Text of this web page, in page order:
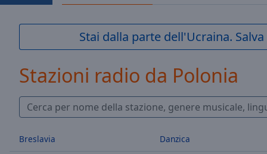
Skip
Mute
Time0:00
Duration-:-
TypeLIVE
Stai dalla parte dell'Ucraina.
Stazioni radio da Polonia
Breslavia Danzica